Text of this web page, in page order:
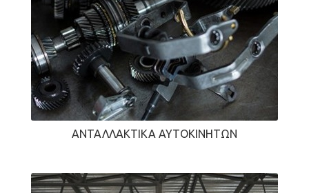
ΑΝΤΑΛΛΑΚΤΙΚΆ ΑΥΤΟΚΙΝΉΤΩΝ